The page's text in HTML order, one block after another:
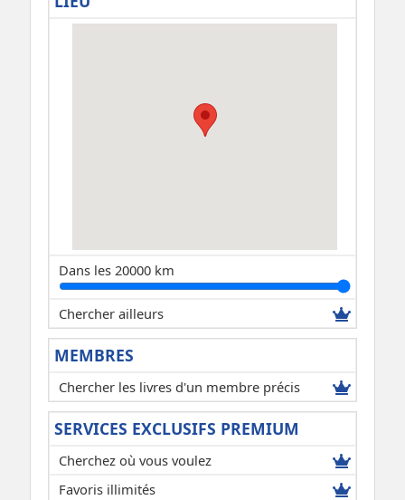
Dans les 20000 km
Chercher ailleurs
MEMBRES
Chercher les livres d'un membre précis
SERVICES EXCLUSIFS PREMIUM
Cherchez où vous voulez
Favoris illimités